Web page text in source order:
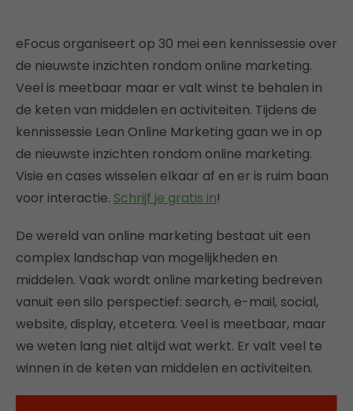
eFocus organiseert op 30 mei een kennissessie over
de nieuwste inzichten rondom online marketing.
Veel is meetbaar maar er valt winst te behalen in
de keten van middelen en activiteiten. Tijdens de
kennissessie Lean Online Marketing gaan we in op
de nieuwste inzichten rondom online marketing.
Visie en cases wisselen elkaar af en er is ruim baan
voor interactie. Schrijf je gratis in!
De wereld van online marketing bestaat uit een
complex landschap van mogelijkheden en
middelen. Vaak wordt online marketing bedreven
vanuit een silo perspectief: search, e-mail, social,
website, display, etcetera. Veel is meetbaar, maar
we weten lang niet altijd wat werkt. Er valt veel te
winnen in de keten van middelen en activiteiten.